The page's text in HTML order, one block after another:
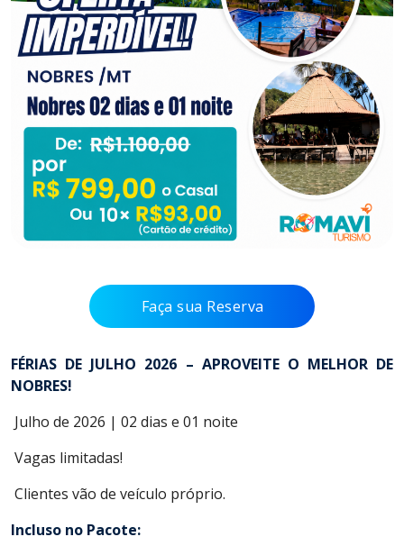
Faça sua Reserva
FÉRIAS DE JULHO 2026 – APROVEITE O MELHOR DE
NOBRES!
Julho de 2026 | 02 dias e 01 noite
Vagas limitadas!
Clientes vão de veículo próprio.
Incluso no Pacote: